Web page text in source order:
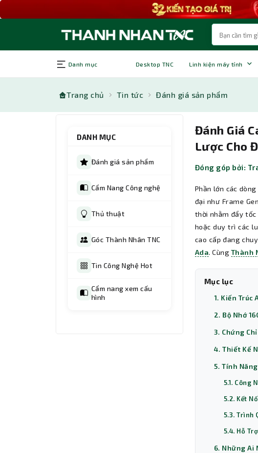
Danh mục Desktop TNC Linh kiện máy tính
Trang chủ Tin tức Đánh giá sản phẩm
DANH MỤC
Đánh giá sản phẩm
Cẩm Nang Công nghệ
Thủ thuật
Góc Thành Nhân TNC
Tin Công Nghệ Hot
Cẩm nang xem cấu
hình
Đánh Giá
Lược Cho
Đóng góp bởi:
Phần lớn các
đại như Frame
thời nhằm đẩy
hoặc duy trì các
cao cấp đang
Ada. CùngThành
Mục lục
1. Kiến Trúc
2. Bộ Nhớ
3. Chứng
4. Thiết Kế
5. Tính
5.1. Công
5.2. Kết
5.3. Trình
5.4. Hỗ
6. Những Ai